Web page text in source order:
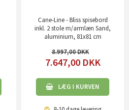
Cane-Line - Bliss spisebord
inkl. 2 stole m/armlæn Sand,
aluminium, 81x81 cm
8.997,00
7.647,00 DKK
LÆG I KURVEN